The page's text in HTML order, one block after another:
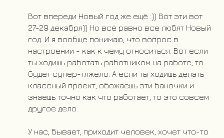
Вот впереди Новый год же ещё :)) Вот эти вот
27-29 декабря)) Но всё равно все любят Новый
год. И я вообще понимаю, что вопрос в
настроении - как к чему относиться. Вот если
ты ходишь работать работником на работе, то
будет супер-тяжело. А если ты ходишь делать
классный проект, обожаешь эти баночки и
знаешь точно как что работает, то это совсем
другое дело.
У нас, бывает, приходит человек, хочет что-то